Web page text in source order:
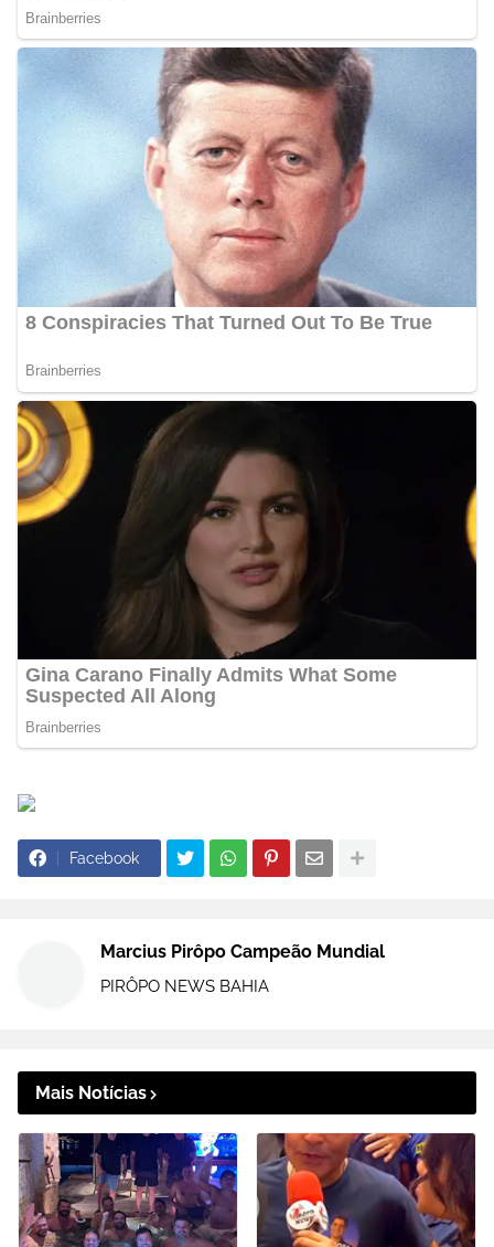
Facebook
Marcius Pirôpo Campeão Mundial
PIRÔPO NEWS BAHIA
Mais Notícias